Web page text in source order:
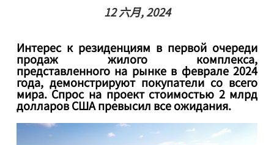
12 六月, 2024
Интерес к резиденциям в первой очереди
продаж жилого комплекса,
представленного на рынке в феврале 2024
года, демонстрируют покупатели со всего
мира. Спрос на проект стоимостью 2 млрд
долларов США превысил все ожидания.